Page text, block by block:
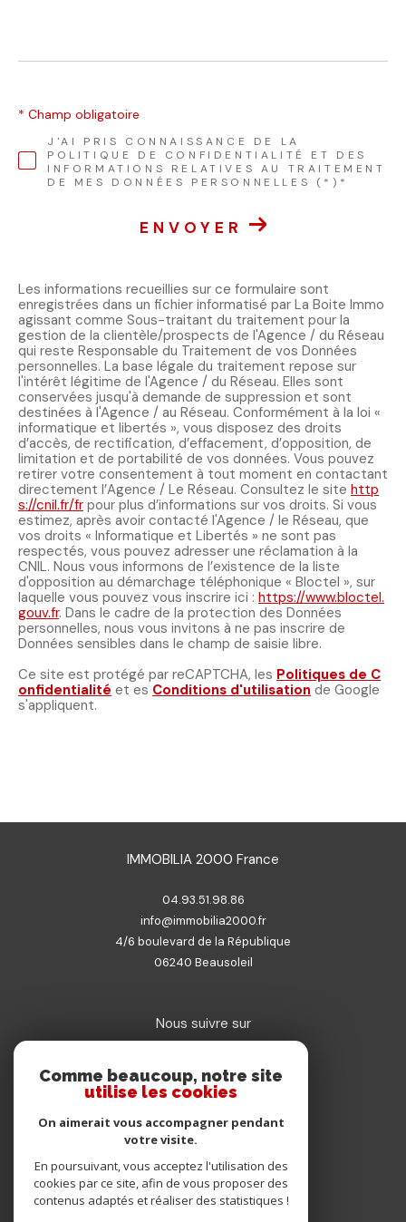
J'AI PRIS CONNAISSANCE DE LA
POLITIQUE DE CONFIDENTIALITÉ ET DES
INFORMATIONS RELATIVES AU TRAITEMENT
DE MES DONNÉES PERSONNELLES (*)*
* Champ obligatoire
ENVOYER
Les informations recueillies sur ce formulaire sont
enregistrées dans un fichier informatisé par La Boite Immo
agissant comme Sous-traitant du traitement pour la
gestion de la clientèle/prospects de l'Agence / du Réseau
qui reste Responsable du Traitement de vos Données
personnelles. La base légale du traitement repose sur
l'intérêt légitime de l'Agence / du Réseau. Elles sont
conservées jusqu'à demande de suppression et sont
destinées à l'Agence / au Réseau. Conformément à la loi «
informatique et libertés », vous disposez des droits
d’accès, de rectification, d’effacement, d’opposition, de
limitation et de portabilité de vos données. Vous pouvez
retirer votre consentement à tout moment en contactant
directement l’Agence / Le Réseau. Consultez le site http
s://cnil.fr/fr pour plus d’informations sur vos droits. Si vous
estimez, après avoir contacté l'Agence / le Réseau, que
vos droits « Informatique et Libertés » ne sont pas
respectés, vous pouvez adresser une réclamation à la
CNIL. Nous vous informons de l’existence de la liste
d'opposition au démarchage téléphonique « Bloctel », sur
laquelle vous pouvez vous inscrire ici : https://www.bloctel.
gouv.fr. Dans le cadre de la protection des Données
personnelles, nous vous invitons à ne pas inscrire de
Données sensibles dans le champ de saisie libre.
Ce site est protégé par reCAPTCHA, les Politiques de C
onfidentialité et es Conditions d'utilisation de Google
s'appliquent.
IMMOBILIA 2000 France
04.93.51.98.86
info@immobilia2000.fr
4/6 boulevard de la République
06240
beausoleil
Nous suivre sur
Comme beaucoup, notre site
utilise les cookies
On aimerait vous accompagner pendant
votre visite.
En poursuivant, vous acceptez l'utilisation des
cookies par ce site, afin de vous proposer des
contenus adaptés et réaliser des statistiques !